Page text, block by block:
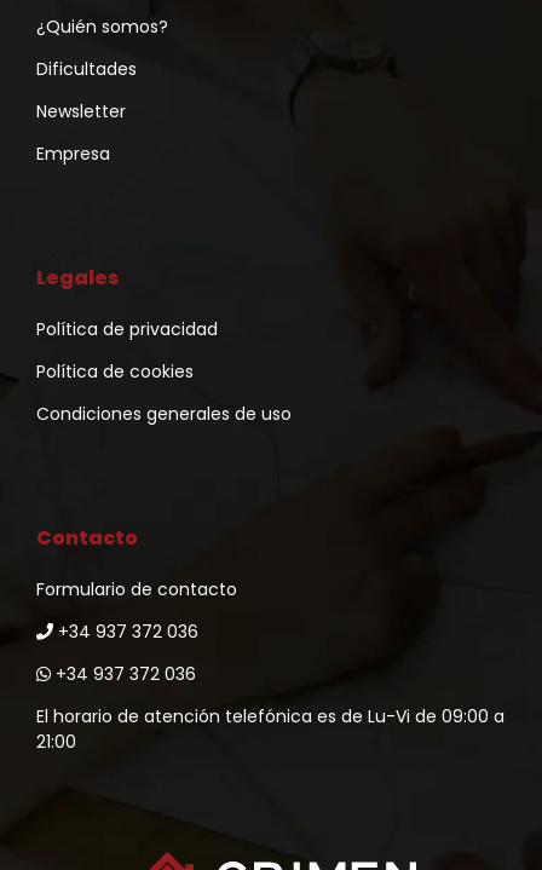
¿Quién somos?
Dificultades
Newsletter
Empresa
Legales
Política de privacidad
Política de cookies
Condiciones generales de uso
Contacto
Formulario de contacto
+34 937 372 036
+34 937 372 036
El horario de atención telefónica es de Lu-Vi de 09:00 a
21:00